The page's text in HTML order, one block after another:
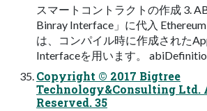
スマートコントラクトの作成 3.
Binray Interface」に代⼊
は、コンパイル時に作成された
Interfaceを⽤います。
Copyright © 2017 Bigtree
Technology&Consulting Ltd.
Reserved. 35